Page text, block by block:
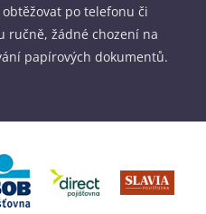
po telefonu či
ručně, žádné chození na
papírových dokumentů.